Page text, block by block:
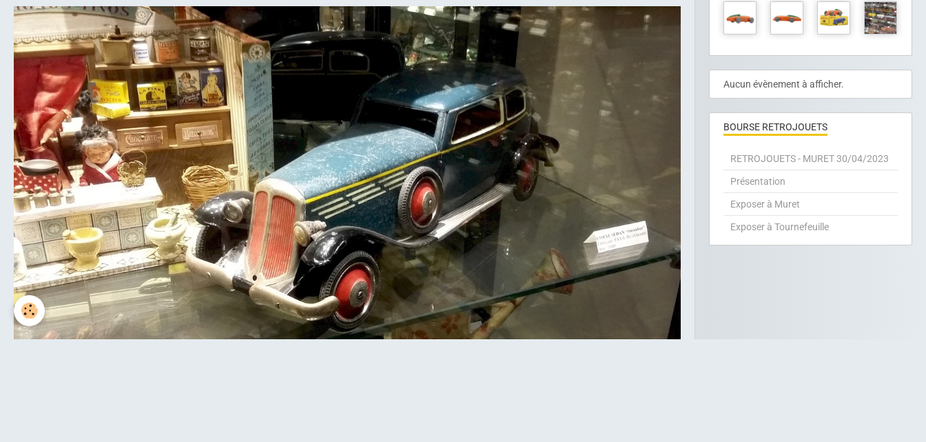
Aucun évènement à afficher.
BOURSE RETROJOUETS
RETROJOUETS - MURET 30/04/2023
Présentation
Exposer à Muret
Exposer à Tournefeuille